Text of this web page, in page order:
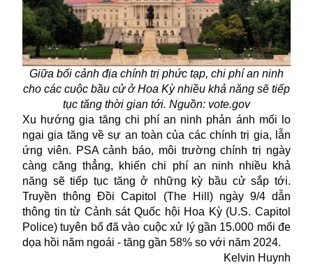
Giữa bối cảnh địa chính trị phức tạp, chi phí an ninh
cho các cuộc bầu cử ở Hoa Kỳ nhiều khả năng sẽ tiếp
tục tăng thời gian tới. Nguồn: vote.gov
Xu hướng gia tăng chi phí an ninh phản ánh mối lo
ngại gia tăng về sự an toàn của các chính trị gia, lẫn
ứng viên. PSA cảnh báo, môi trường chính trị ngày
càng căng thẳng, khiến chi phí an ninh nhiều khả
năng sẽ tiếp tục tăng ở những kỳ bầu cửsắp tới.
Truyền thông Đồi Capitol (The Hill) ngày 9/4 dẫn
thông tin từ Cảnh sát Quốc hội Hoa Kỳ (U.S. Capitol
Police) tuyên bố đã vào cuộc xử lý gần 15.000 mối đe
dọa hồi năm ngoái - tăng gần 58% so với năm 2024.
Kelvin Huynh